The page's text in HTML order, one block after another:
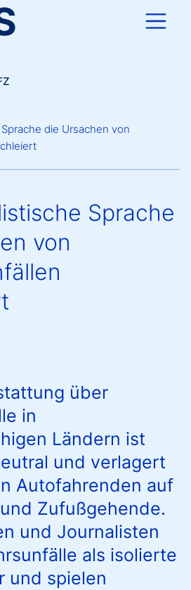
die Ursachen von
Sprache
von
über
in
Ländern ist
und verlagert
Autofahrenden auf
Zufußgehende.
und Journalisten
als isolierte
und spielen